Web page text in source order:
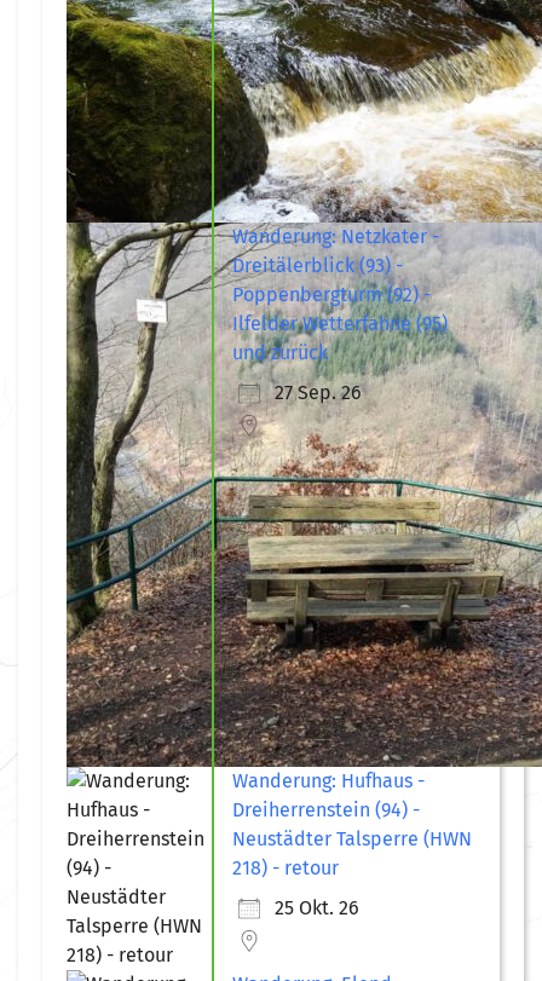
Wanderung: Netzkater -
Dreitälerblick (93) -
Poppenbergturm (92) -
Ilfelder Wetterfahne (95)
und zurück
27 Sep. 26
Wanderung: Hufhaus -
Dreiherrenstein (94) -
Neustädter Talsperre (HWN
218) - retour
25 Okt. 26